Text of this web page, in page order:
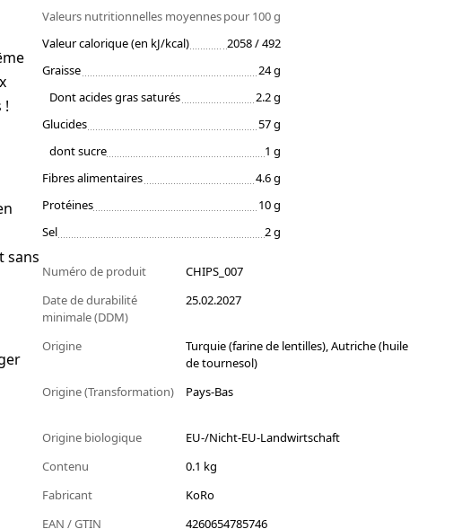
!
sans
Valeurs nutritionnelles moyennespour 100 g
Valeur calorique (en kJ/kcal)
2058 / 492
Graisse
24 g
Dont acides gras saturés
2.2 g
Glucides
57 g
dont sucre
1 g
Fibres alimentaires
4.6 g
Protéines
10 g
Sel
2 g
Numéro de produit
CHIPS_007
Date de durabilité
minimale (DDM)
25.02.2027
Origine
Turquie (farine de lentilles), Autriche (huile
de tournesol)
Origine (Transformation)
Pays-Bas
Origine biologique
EU-/Nicht-EU-Landwirtschaft
Contenu
0.1 kg
Fabricant
KoRo
EAN / GTIN
4260654785746